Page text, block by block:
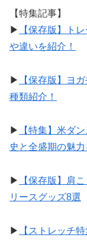
【特集記事】
▶︎
【保存版】ト
や違いを紹介！
▶︎
【保存版】ヨ
種類紹介！
▶︎
【特集】米ダ
史と全盛期の魅
▶︎
【保存版】肩
リースグッズ8選
▶︎
【ストレッチ